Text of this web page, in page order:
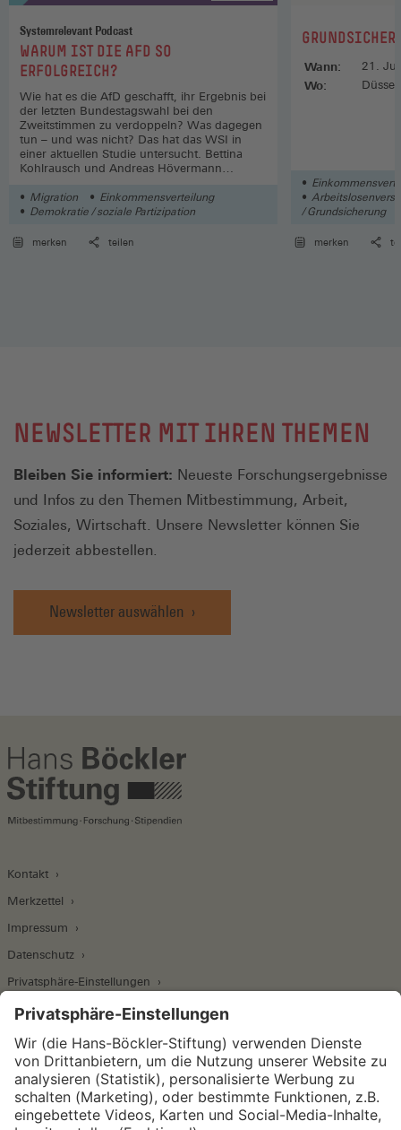
Systemrelevant Podcast
:WARUM IST DIE AFD SO
ERFOLGREICH?
Wie hat es die AfD geschafft, ihr Ergebnis bei
der letzten Bundestagswahl bei den
Zweitstimmen zu verdoppeln? Was dagegen
tun – und was nicht? Das hat das WSI in
einer aktuellen Studie untersucht. Bettina
Kohlrausch und Andreas Hövermann
Migration
Einkommensverteilung
Demokratie / soziale Partizipation
merken teilen
:
Wann: 21.
Wo:
/ Grundsicherung
merken
NEWSLETTER MIT IHREN THEMEN
Bleiben Sie informiert: Neueste Forschungsergebnisse
und Infos zu den Themen Mitbestimmung, Arbeit,
Soziales, Wirtschaft. Unsere Newsletter können Sie
jederzeit abbestellen.
Newsletter auswählen
Kontakt
Merkzettel
Impressum
Datenschutz
Privatsphäre-Einstellungen
Wirtschafts- und Sozialwissenschaftliches Institut
Institut für Makroökonomie und